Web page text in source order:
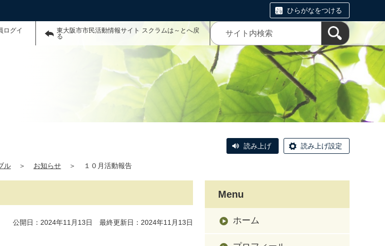
ひらがなをつける
ログイ
東大阪市市民活動情報サイト スクラムは～とへ戻
る
読み上げ 読み上げ設定
ル ＞ お知らせ ＞ １０月活動報告
公開日：2024年11月13日 最終更新日：2024年11月13日
Menu
ホーム